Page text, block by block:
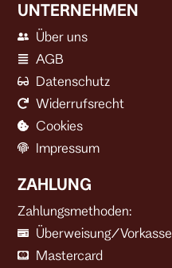
UNTERNEHMEN
Über uns
AGB
Datenschutz
Widerrufsrecht
Cookies
Impressum
ZAHLUNG
Zahlungsmethoden:
Überweisung/Vorkasse
Mastercard